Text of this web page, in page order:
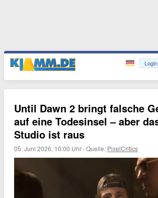
Login
Until Dawn 2 bringt falsche
auf eine Todesinsel – aber
Studio ist raus
05. Juni 2026, 10:00 Uhr ·Quelle: PixelCritics